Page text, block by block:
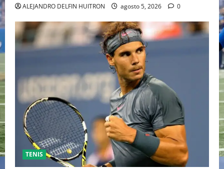
ALEJANDRO DELFIN HUITRON agosto 5, 2026 0
TENIS